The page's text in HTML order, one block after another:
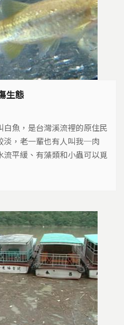
生態
魚，是台灣溪流裡的原住民
淡，老一輩也有人叫我─肉
平緩、有藻類和小蟲可以覓
。你說這樣的地方，不是很
全台灣只有日月潭附近的小
也將被水泥與消波塊佔據…